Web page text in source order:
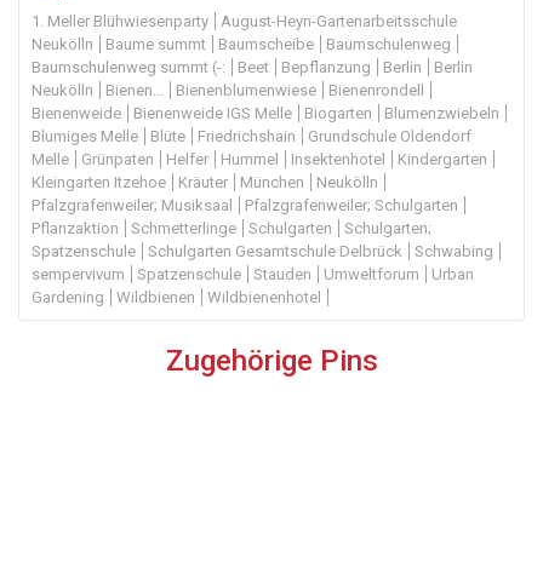
1. Meller Blühwiesenparty
August-Heyn-Gartenarbeitsschule
Neukölln
Baume summt Baumscheibe
Baumschulenweg
Baumschulenweg summt (-:
Beet Bepflanzung Berlin
Berlin
Neukölln
Bienen... Bienenblumenwiese
Bienenrondell
Bienenweide
Bienenweide IGS Melle Biogarten
Blumenzwiebeln
Blumiges Melle
Blüte Friedrichshain
Grundschule Oldendorf
Melle
Grünpaten Helfer Hummel Insektenhotel
Kindergarten
Kleingarten Itzehoe
Kräuter München
Neukölln
Pfalzgrafenweiler; Musiksaal
Pfalzgrafenweiler; Schulgarten
Pflanzaktion
Schmetterlinge Schulgarten
Schulgarten;
Spatzenschule
Schulgarten Gesamtschule Delbrück
Schwabing
sempervivum
Spatzenschule Stauden Umweltforum
Urban
Gardening
Wildbienen Wildbienenhotel
Zugehörige Pins